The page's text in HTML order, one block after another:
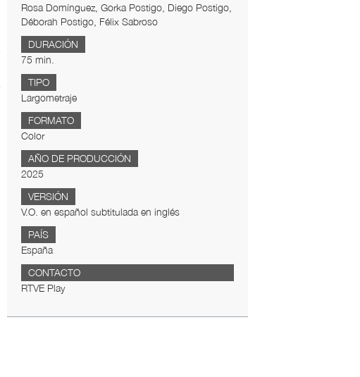
Rosa Domínguez, Gorka Postigo, Diego Postigo,
Déborah Postigo, Félix Sabroso
DURACIÓN
75 min.
TIPO
Largometraje
FORMATO
Color
AÑO DE PRODUCCIÓN
2025
VERSIÓN
V.O. en español subtitulada en inglés
PAÍS
España
CONTACTO
RTVE Play